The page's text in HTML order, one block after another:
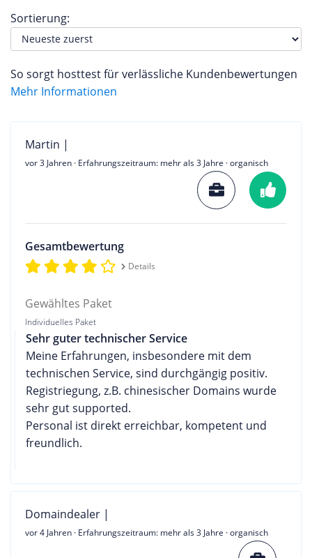
Sortierung:
So sorgt hosttest für verlässliche Kundenbewertungen
Mehr Informationen
Martin |
vor 3 Jahren · Erfahrungszeitraum: mehr als 3 Jahre · organisch
Gesamtbewertung
Details
Gewähltes Paket
Individuelles Paket
Sehr guter technischer Service
Meine Erfahrungen, insbesondere mit dem
technischen Service, sind durchgängig positiv.
Registriegung, z.B. chinesischer Domains wurde
sehr gut supported.
Personal ist direkt erreichbar, kompetent und
freundlich.
Domaindealer |
vor 4 Jahren · Erfahrungszeitraum: mehr als 3 Jahre · organisch